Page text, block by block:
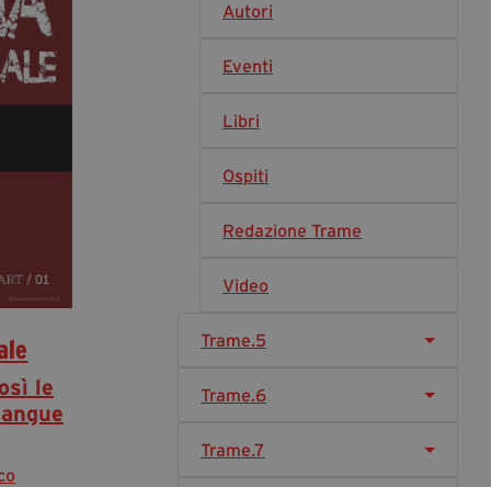
Partecipa
Diventa Partner
Civico Trame
#Trameascuola
Mostra 3D - Visioni Civiche
Il Diritto di Essere
Archivio Storico
le
Autori
Eventi
Libri
Ospiti
Redazione Trame
Video
Trame.5
Trame.6
Trame.7